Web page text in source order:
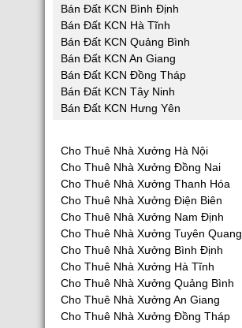
Bán Đất KCN Bình Định
Bán Đất KCN Hà Tĩnh
Bán Đất KCN Quảng Bình
Bán Đất KCN An Giang
Bán Đất KCN Đồng Tháp
Bán Đất KCN Tây Ninh
Bán Đất KCN Hưng Yên
Cho Thuê Nhà Xưởng Hà Nội
Cho Thuê Nhà Xưởng Đồng Nai
Cho Thuê Nhà Xưởng Thanh Hóa
Cho Thuê Nhà Xưởng Điện Biên
Cho Thuê Nhà Xưởng Nam Định
Cho Thuê Nhà Xưởng Tuyên Quang
Cho Thuê Nhà Xưởng Bình Định
Cho Thuê Nhà Xưởng Hà Tĩnh
Cho Thuê Nhà Xưởng Quảng Bình
Cho Thuê Nhà Xưởng An Giang
Cho Thuê Nhà Xưởng Đồng Tháp